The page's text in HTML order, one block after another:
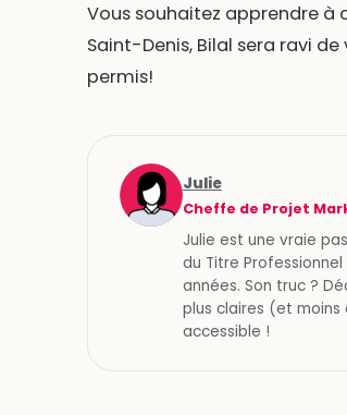
Vous souhaitez apprendre à
Saint-Denis, Bilal sera ravi
permis!
Julie
Cheffe de Projet
Julie est une vraie
du Titre
années. Son truc ?
plus claires (et moins
accessible !